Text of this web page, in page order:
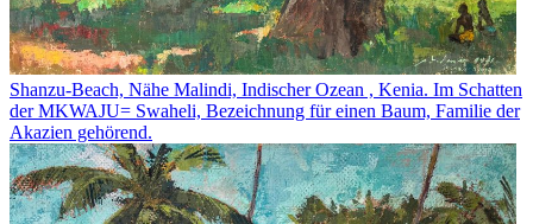
Shanzu-Beach, Nähe Malindi, Indischer Ozean , Kenia. Im Schatten
der MKWAJU= Swaheli, Bezeichnung für einen Baum, Familie der
Akazien gehörend.